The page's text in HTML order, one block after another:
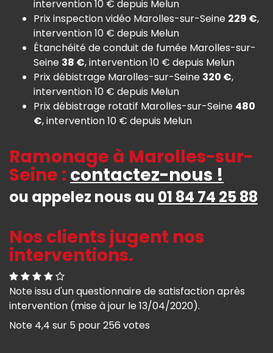
intervention 10 € depuis Melun
Prix inspection vidéo Marolles-sur-Seine 229 €,
intervention 10 € depuis Melun
Étanchéité de conduit de fumée Marolles-sur-
Seine 38 €, intervention 10 € depuis Melun
Prix débistrage Marolles-sur-Seine 320 €,
intervention 10 € depuis Melun
Prix débistrage rotatif Marolles-sur-Seine 480
€, intervention 10 € depuis Melun
Ramonage à Marolles-sur-
Seine : contactez-nous !
ou appelez nous au 01 84 74 25 88
Nos clients jugent nos
interventions.
Note issu d'un questionnaire de satisfaction après
intervention (mise à jour le 13/04/2020).
Note 4,4 sur 5 pour256 votes